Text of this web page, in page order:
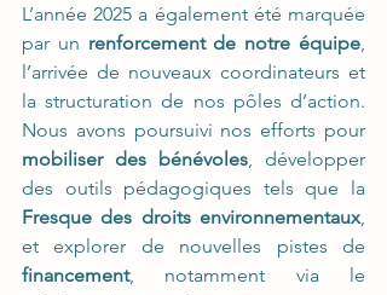
L’année 2025 a également été marquée
par un renforcement de notre équipe,
l’arrivée de nouveaux coordinateurs et
la structuration de nos pôles d’action.
mobiliser des bénévoles, développer
Fresque des droits environnementaux,
financement, notamment via le